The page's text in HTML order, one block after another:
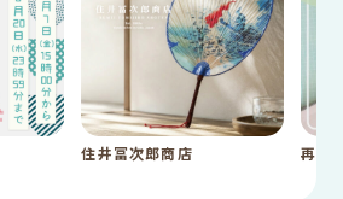
住井冨次郎商店 再入